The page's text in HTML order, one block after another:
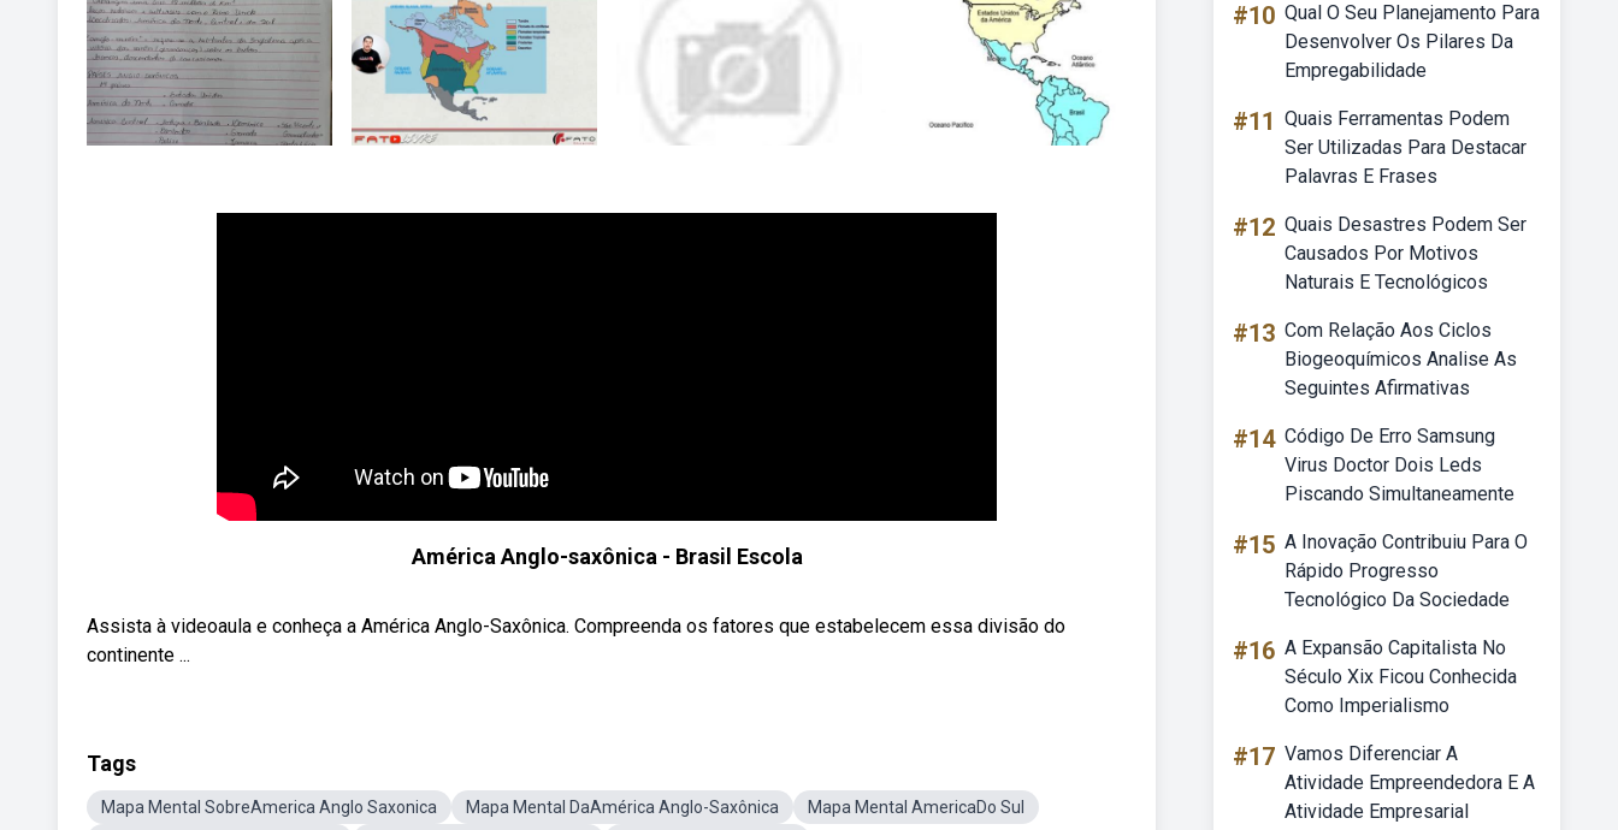
América Anglo-saxônica - Brasil Escola
Assista à videoaula e conheça a América Anglo-Saxônica. Compreenda os fatores que estabelecem essa divisão do
continente ...
Tags
Mapa Mental SobreAmerica Anglo Saxonica Mapa Mental DaAmérica Anglo-Saxônica
Mapa Mental AmericaDo Sul
#10 Qual O Seu Planejamento Para
Desenvolver Os Pilares Da
Empregabilidade
#11 Quais Ferramentas Podem
Ser Utilizadas Para Destacar
Palavras E Frases
#12 Quais Desastres Podem Ser
Causados Por Motivos
Naturais E Tecnológicos
#13 Com Relação Aos Ciclos
Biogeoquímicos Analise As
Seguintes Afirmativas
#14 Código De Erro Samsung
Virus Doctor Dois Leds
Piscando Simultaneamente
#15 A Inovação Contribuiu Para O
Rápido Progresso
Tecnológico Da Sociedade
#16 A Expansão Capitalista No
Século Xix Ficou Conhecida
Como Imperialismo
#17 Vamos Diferenciar A
Atividade Empreendedora E A
Atividade Empresarial